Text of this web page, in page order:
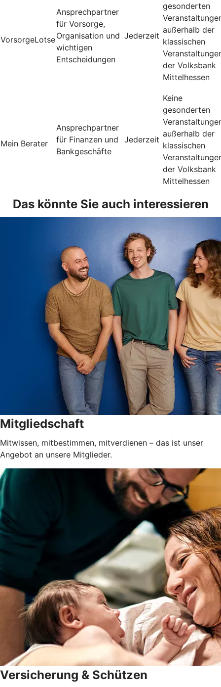
VorsorgeLotse
Ansprechpartner
für Vorsorge,
Organisation und
wichtigen
Entscheidungen
Jederzeit
gesonderten
außerhalb der
klassischen
der Volksbank
Mittelhessen
Mein Berater
Ansprechpartner
für Finanzen und
Bankgeschäfte
Jederzeit
Keine
gesonderten
außerhalb der
klassischen
der Volksbank
Mittelhessen
Das könnte Sie auch interessieren
Mitgliedschaft
Mitwissen, mitbestimmen, mitverdienen – das ist unser
Angebot an unsere Mitglieder.
Versicherung & Schützen